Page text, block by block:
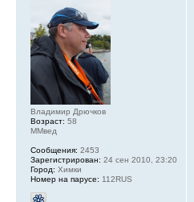
Владимир Дрючков
Возраст: 58
ММвед
Сообщения: 2453
Зарегистрирован: 24 сен 2010, 23:20
Город: Химки
Номер на парусе: 112RUS